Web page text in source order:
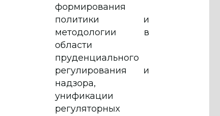
формирования
политики и
методологии в
области
пруденциального
регулирования и
надзора,
унификации
регуляторных